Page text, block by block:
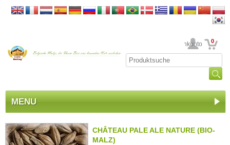
Ihr Kundenkonto 0
MENU
CHÂTEAU PALE ALE NATURE (BIO-
MALZ)